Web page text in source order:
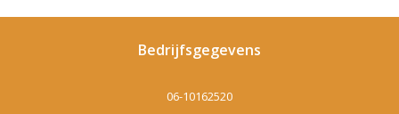
Bedrijfsgegevens
06-10162520